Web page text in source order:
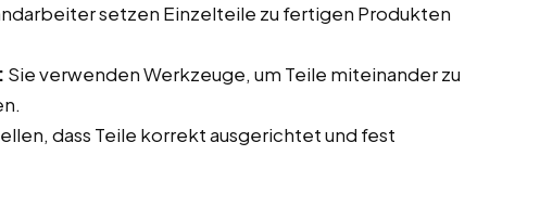
setzen Einzelteile zu fertigen Produkten
Sie verwenden Werkzeuge, um Teile miteinander zu
dass Teile korrekt ausgerichtet und fest